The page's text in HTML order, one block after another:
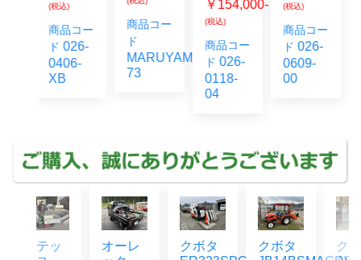
商品コー
ド
MARUYAMA_HNJ-
73
￥154,000-
(税込)
商品コー
ド026-
0118-
(税込)
商品コー
ド026-
0609-
00
(税込)
商品コー
ド026-
0301-
01
オーレ
クボタ
クボタ
クボタ